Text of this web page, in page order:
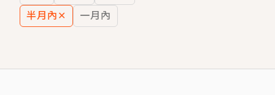
半月內 ✕ 一月內